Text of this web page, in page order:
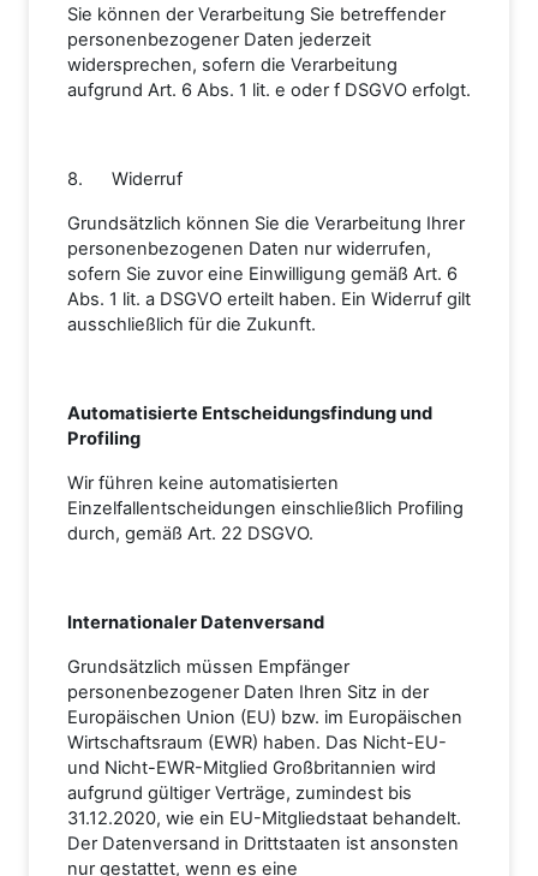
Sie können der Verarbeitung Sie betreffender
personenbezogener Daten jederzeit
widersprechen, sofern die Verarbeitung
aufgrund Art. 6 Abs. 1 lit. e oder f DSGVO erfolgt.
8. Widerruf
Grundsätzlich können Sie die Verarbeitung Ihrer
personenbezogenen Daten nur widerrufen,
sofern Sie zuvor eine Einwilligung gemäß Art. 6
Abs. 1 lit. a DSGVO erteilt haben. Ein Widerruf gilt
ausschließlich für die Zukunft.
Automatisierte Entscheidungsfindung und
Profiling
Wir führen keine automatisierten
Einzelfallentscheidungen einschließlich Profiling
durch, gemäß Art. 22 DSGVO.
Internationaler Datenversand
Grundsätzlich müssen Empfänger
personenbezogener Daten Ihren Sitz in der
Europäischen Union (EU) bzw. im Europäischen
Wirtschaftsraum (EWR) haben. Das Nicht-EU-
und Nicht-EWR-Mitglied Großbritannien wird
aufgrund gültiger Verträge, zumindest bis
31.12.2020, wie ein EU-Mitgliedstaat behandelt.
Der Datenversand in Drittstaaten ist ansonsten
nur gestattet, wenn es eine